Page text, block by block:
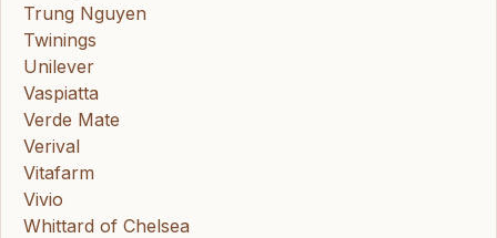
Trung Nguyen
Twinings
Unilever
Vaspiatta
Verde Mate
Verival
Vitafarm
Vivio
Whittard of Chelsea